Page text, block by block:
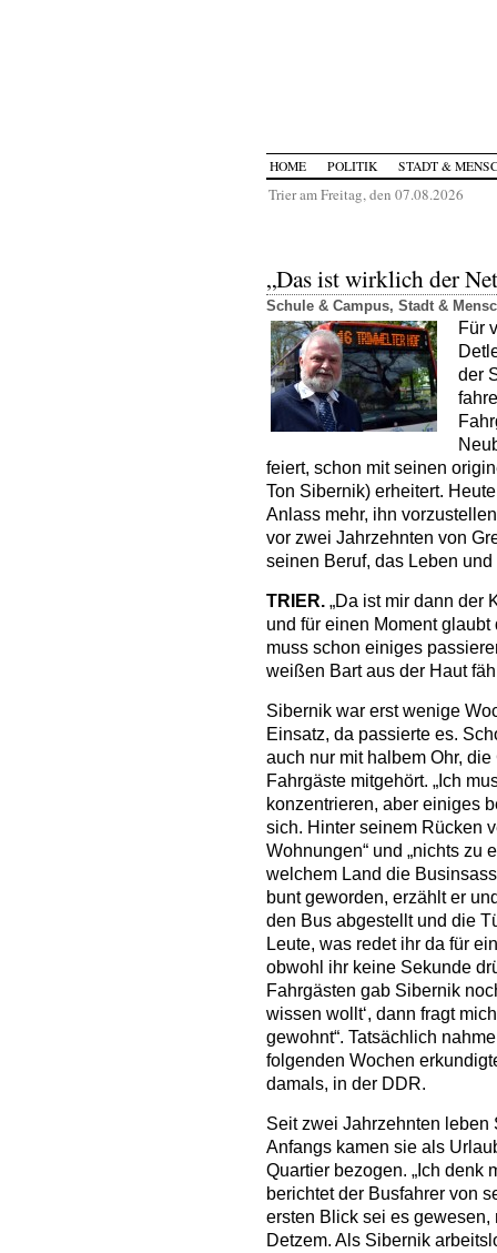
HOME POLITIK STADT &
Trier am Freitag, den 07.08.2026
„Das ist wirklich der
Schule & Campus, Stadt &
Für
der
feiert, schon mit seinen
Ton Sibernik) erheitert.
Anlass mehr, ihn
vor zwei Jahrzehnten von
seinen Beruf, das Leben
TRIER. „Da ist mir dann der
und für einen Moment
muss schon einiges
weißen Bart aus der Haut
Sibernik war erst wenige
Einsatz, da passierte es.
auch nur mit halbem Ohr,
Fahrgäste mitgehört. „Ich
konzentrieren, aber einiges
sich. Hinter seinem Rücken
Wohnungen“ und „nichts zu
welchem Land die
bunt geworden, erzählt er
den Bus abgestellt und die
Leute, was redet ihr da für
obwohl ihr keine Sekunde
Fahrgästen gab Sibernik
wissen wollt‘, dann fragt
gewohnt“. Tatsächlich
folgenden Wochen
damals, in der DDR.
Seit zwei Jahrzehnten
Anfangs kamen sie als
Quartier bezogen. „Ich denk
berichtet der Busfahrer von
ersten Blick sei es
Detzem. Als Sibernik